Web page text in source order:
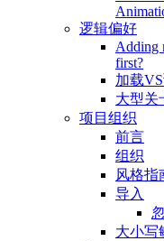
逻辑偏好
Adding
first?
加载
大型关
项目组织
前言
组织
风格指
导入
大小写